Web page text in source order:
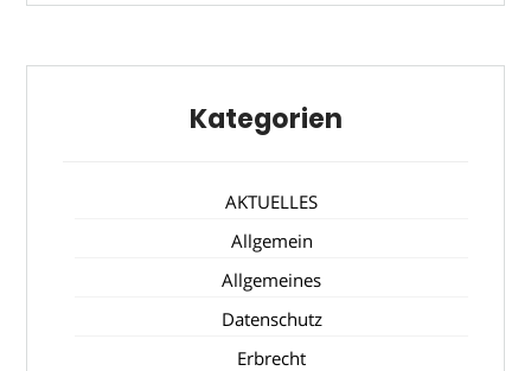
Kategorien
AKTUELLES
Allgemein
Allgemeines
Datenschutz
Erbrecht